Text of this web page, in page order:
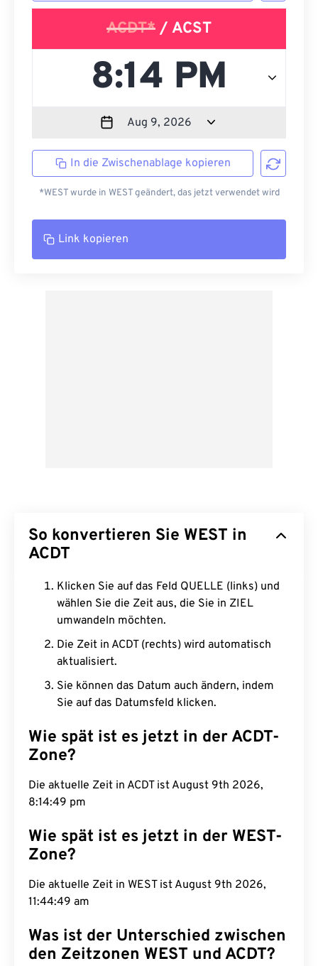
ACDT* / ACST
In die Zwischenablage kopieren
*WEST wurde in WEST geändert, das jetzt verwendet wird
Link kopieren
So konvertieren Sie WEST in
ACDT
Klicken Sie auf das Feld QUELLE (links) und
wählen Sie die Zeit aus, die Sie in ZIEL
umwandeln möchten.
Die Zeit in ACDT (rechts) wird automatisch
aktualisiert.
Sie können das Datum auch ändern, indem
Sie auf das Datumsfeld klicken.
Wie spät ist es jetzt in der ACDT-
Zone?
Die aktuelle Zeit in ACDT ist August 9th 2026,
8:14:50 pm
Wie spät ist es jetzt in der WEST-
Zone?
Die aktuelle Zeit in WEST ist August 9th 2026,
11:44:50 am
Was ist der Unterschied zwischen
den Zeitzonen WEST und ACDT?